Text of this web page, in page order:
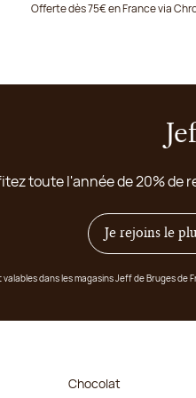
Offerte dès 75€ en France via
toute l'année de 20% de
Je rejoins le
dans les magasins Jeff de Bruges
Chocolat